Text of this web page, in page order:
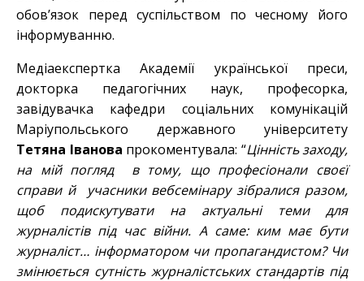
обов’язок перед суспільством по чесному його
інформуванню.
Медіаекспертка Академії української преси,
докторка педагогічних наук, професорка,
завідувачка кафедри соціальних комунікацій
Маріупольського державного університету
Тетяна Іванова прокоментувала: “Цінність заходу,
на мій погляд
в тому, що професіонали своєї
справи й
учасники вебсемінару зібралися разом,
щоб подискутувати на актуальні теми для
журналістів під час війни. А саме: ким має бути
журналіст… інформатором чи пропагандистом? Чи
змінюється сутність журналістських стандартів під